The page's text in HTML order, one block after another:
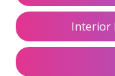
Interior